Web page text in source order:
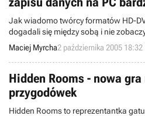
Jak wiadomo twórcy formatów HD-
dogadali się między sobą i nie
zunifikowanego formatu zapisu
uzyskał również jednoznacznej
producentów sprzętu - wygląda na
zajmie im trochę czasu.
Maciej Myrcha2 października 2005 18:32
Hidden Rooms - nowa
przygodówek
Hidden Rooms to reprezentantka